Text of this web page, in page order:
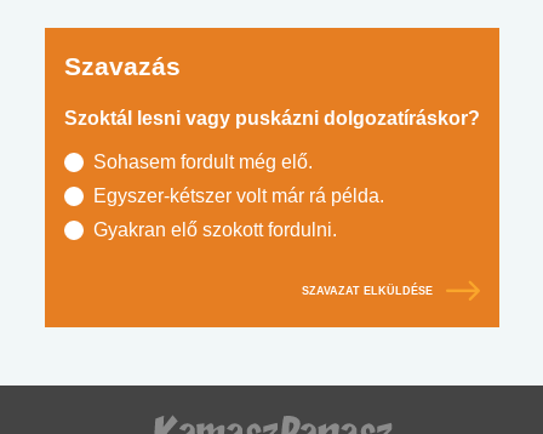
Szavazás
Szoktál lesni vagy puskázni dolgozatíráskor?
Sohasem fordult még elő.
Egyszer-kétszer volt már rá példa.
Gyakran elő szokott fordulni.
SZAVAZAT ELKÜLDÉSE